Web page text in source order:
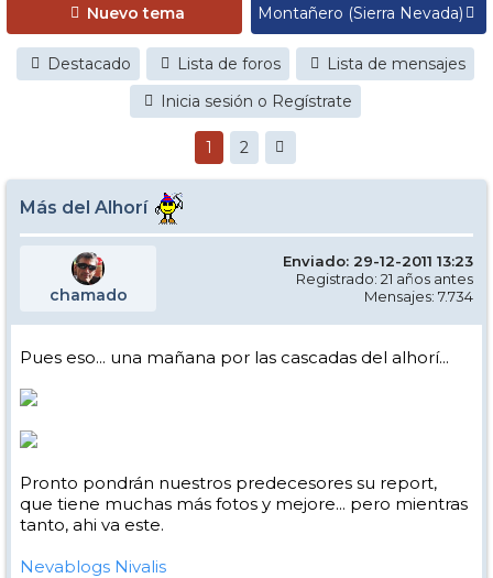
Nuevo tema
Destacado Lista de foros
Lista de mensajes
Inicia sesión o Regístrate
1 2
Más del Alhorí
chamado
Enviado: 29-12-2011 13:23
Registrado: 21 años antes
Mensajes: 7.734
Pues eso... una mañana por las cascadas del alhorí...
Pronto pondrán nuestros predecesores su report,
que tiene muchas más fotos y mejore... pero mientras
tanto, ahi va este.
Nevablogs Nivalis